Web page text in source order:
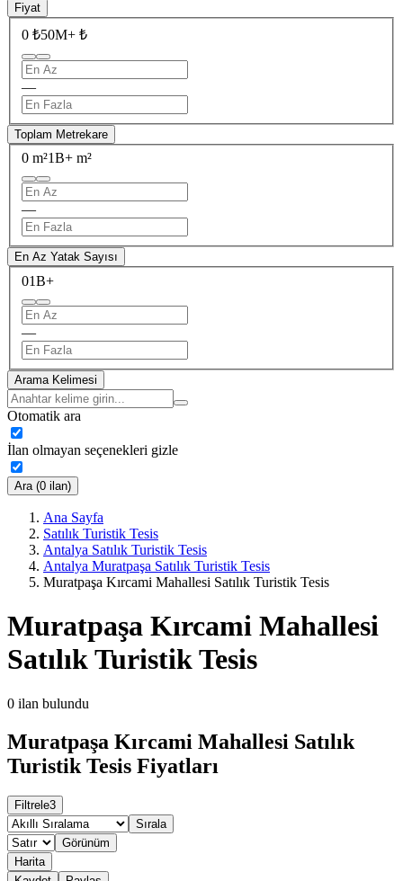
Fiyat
0 ₺50M+ ₺
—
Toplam Metrekare
0 m²1B+ m²
—
En Az Yatak Sayısı
01B+
—
Arama Kelimesi
Otomatik ara
İlan olmayan seçenekleri gizle
Ara (0 ilan)
Ana Sayfa
Satılık Turistik Tesis
Antalya Satılık Turistik Tesis
Antalya Muratpaşa Satılık Turistik Tesis
Muratpaşa Kırcami Mahallesi Satılık Turistik Tesis
Muratpaşa Kırcami Mahallesi
Satılık Turistik Tesis
0 ilan bulundu
Muratpaşa Kırcami Mahallesi Satılık
Turistik Tesis Fiyatları
Filtrele3
Sırala
Görünüm
Harita